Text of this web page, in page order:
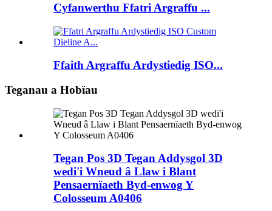
Cyfanwerthu Ffatri Argraffu ...
Ffaith Argraffu Ardystiedig ISO...
Teganau a Hobïau
Tegan Pos 3D Tegan Addysgol 3D
wedi'i Wneud â Llaw i Blant
Pensaernïaeth Byd-enwog Y
Colosseum A0406